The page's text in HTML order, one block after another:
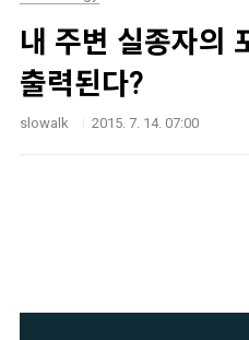
내 주변 실종자의
출력된다?
slowalk 2015. 7. 14. 07:00